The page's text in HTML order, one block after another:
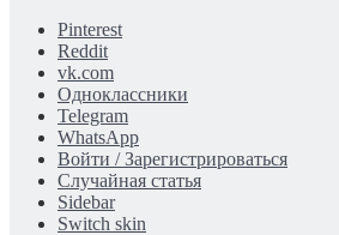
Pinterest
Reddit
vk.com
Одноклассники
Telegram
WhatsApp
Войти / Зарегистрироваться
Случайная статья
Sidebar
Switch skin